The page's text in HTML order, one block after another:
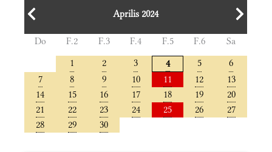
Aprilis 2024
Do F.2 F.3 F.4 F.5 F.6
Sa
1
2 3 4 5
6
7
8 9 10 11 12
13
14
15 16 17 18 19
20
21
22 23 24 25 26
27
28
29 30